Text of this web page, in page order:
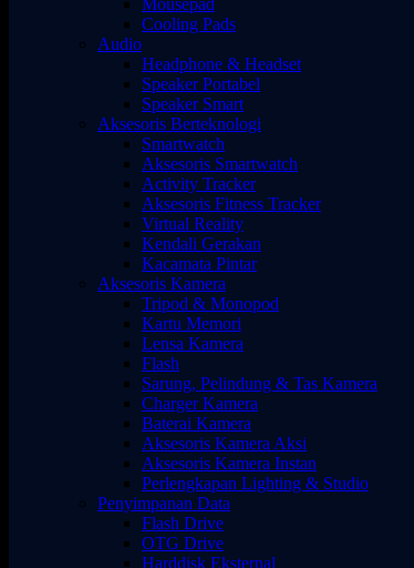
Mousepad
Cooling Pads
Audio
Headphone & Headset
Speaker Portabel
Speaker Smart
Aksesoris Berteknologi
Smartwatch
Aksesoris Smartwatch
Activity Tracker
Aksesoris Fitness Tracker
Virtual Reality
Kendali Gerakan
Kacamata Pintar
Aksesoris Kamera
Tripod & Monopod
Kartu Memori
Lensa Kamera
Flash
Sarung, Pelindung & Tas Kamera
Charger Kamera
Baterai Kamera
Aksesoris Kamera Aksi
Aksesoris Kamera Instan
Perlengkapan Lighting & Studio
Penyimpanan Data
Flash Drive
OTG Drive
Harddisk Eksternal